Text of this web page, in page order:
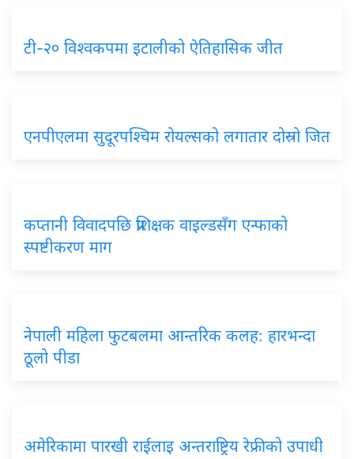
टी-२० विश्वकपमा इटालीको ऐतिहासिक जीत
एनपीएलमा सुदूरपश्चिम रोयल्सको लगातार दोस्रो जित
कप्तानी विवादपछि प्रशिक्षक वाइल्डसँग एन्फाको
स्पष्टीकरण माग
नेपाली महिला फुटबलमा आन्तरिक कलह: हारभन्दा
ठूलो पीडा
अमेरिकामा पारखी राईलाइ अन्तराष्ट्रिय रेफ्रीको उपाधी